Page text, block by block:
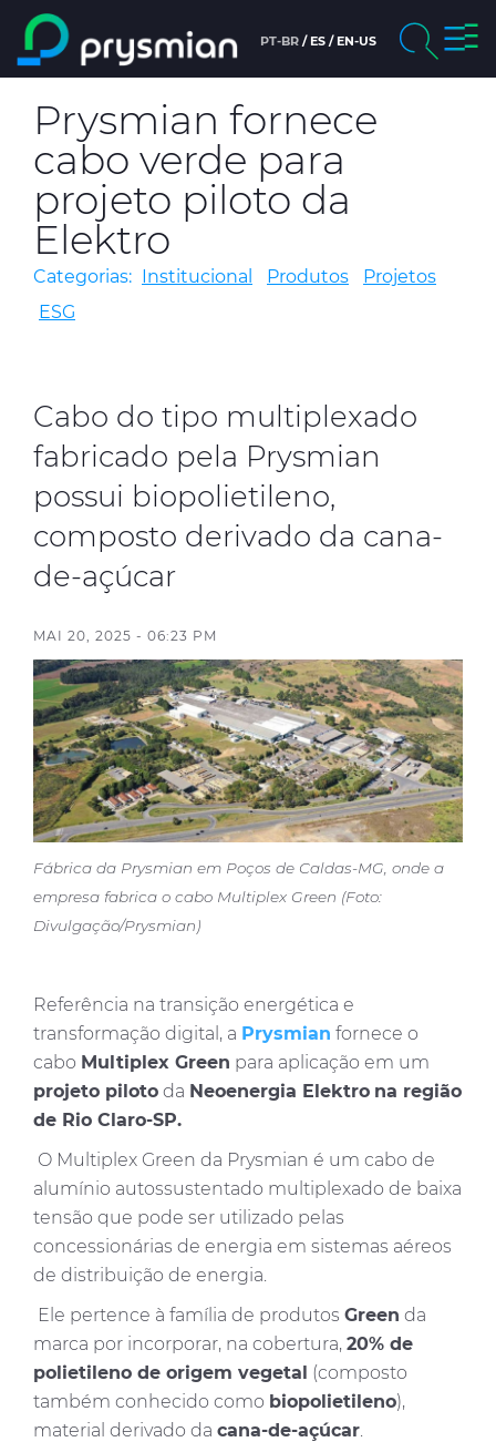
prysmian.skip_to_main_content
PT-BR ES EN-US
Perquisa
Empresa
Áreas de atuação
Produtos
Pessoas e Carreiras
Sustentabilidade
Ética e Integridade
Certificados
Contato
Prysmian fornece
cabo verde para
projeto piloto da
Elektro
Categorias: Institucional Produtos
Projetos
ESG
Cabo do tipo multiplexado
fabricado pela Prysmian
possui biopolietileno,
composto derivado da cana-
de-açúcar
MAI 20, 2025 - 06:23 PM
Fábrica da Prysmian em Poços de Caldas-MG, onde a
empresa fabrica o cabo Multiplex Green (Foto:
Divulgação/Prysmian)
Referência na transição energética e
transformação digital, a Prysmian fornece o
cabo Multiplex Green para aplicação em um
projeto piloto da Neoenergia Elektro na região
de Rio Claro-SP.
O Multiplex Green da Prysmian é um cabo de
alumínio autossustentado multiplexado de baixa
tensão que pode ser utilizado pelas
concessionárias de energia em sistemas aéreos
de distribuição de energia.
Ele pertence à família de produtos Green da
marca por incorporar, na cobertura, 20% de
polietileno de origem vegetal (composto
também conhecido como biopolietileno),
material derivado da cana-de-açúcar.